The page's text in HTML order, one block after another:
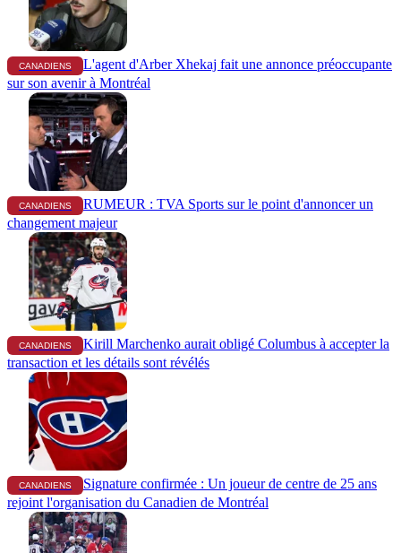
CANADIENS
L'agent d'Arber Xhekaj fait une annonce préoccupante
sur son avenir à Montréal
CANADIENS
RUMEUR : TVA Sports sur le point d'annoncer un
changement majeur
CANADIENS
Kirill Marchenko aurait obligé Columbus à accepter la
transaction et les détails sont révélés
CANADIENS
Signature confirmée : Un joueur de centre de 25 ans
rejoint l'organisation du Canadien de Montréal